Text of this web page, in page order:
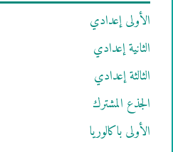
الأولى إعدادي
الثانية إعدادي
الثالثة إعدادي
الجذع المشترك
الأولى باكالوريا